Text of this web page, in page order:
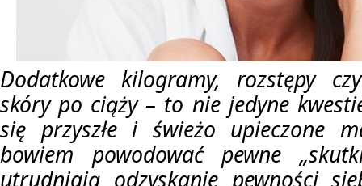
Dodatkowe kilogramy, rozstępy
skóry po ciąży – to nie jedyne
się przyszłe i świeżo upieczone
bowiem powodować pewne
utrudniają odzyskanie pewności